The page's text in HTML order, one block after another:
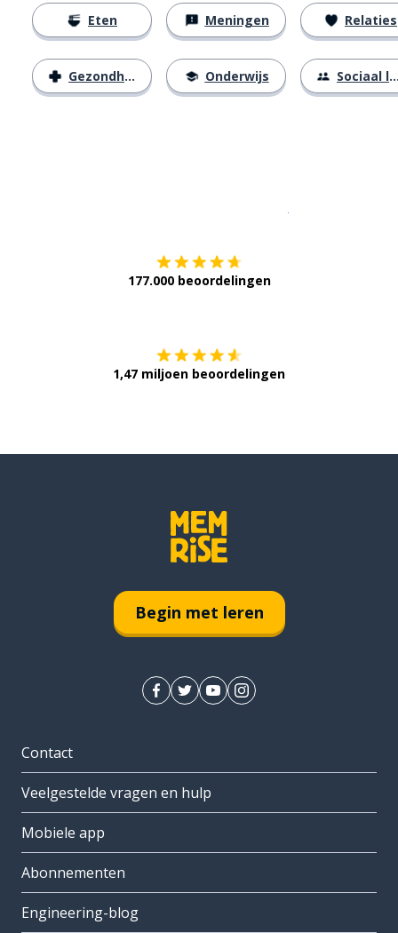
Eten
Gezondheid
Meningen
Onderwijs
Relaties
Sociaal leven
177.000 beoordelingen
1,47 miljoen beoordelingen
Begin met leren
Contact
Veelgestelde vragen en hulp
Mobiele app
Abonnementen
Engineering-blog